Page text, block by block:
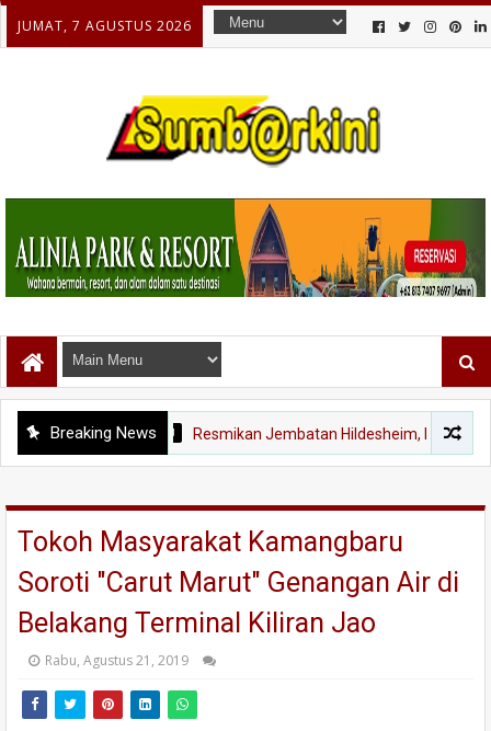
JUMAT, 7 AGUSTUS 2026
Breaking News
BATANG ARAU Resmikan Jembatan Hildesheim, Padang dan Jerman
Tokoh Masyarakat Kamangbaru
Soroti "Carut Marut" Genangan Air di
Belakang Terminal Kiliran Jao
Rabu, Agustus 21, 2019